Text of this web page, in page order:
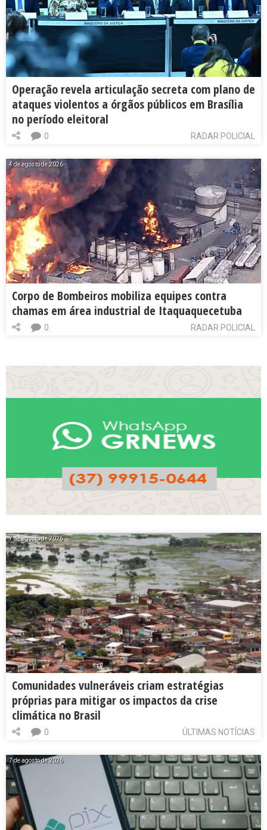
Operação revela articulação secreta com plano de
ataques violentos a órgãos públicos em Brasília
no período eleitoral
RADAR POLICIAL
0
4 de agosto de 2026
Corpo de Bombeiros mobiliza equipes contra
chamas em área industrial de Itaquaquecetuba
RADAR POLICIAL
0
7 de agosto de 2026
Comunidades vulneráveis criam estratégias
próprias para mitigar os impactos da crise
climática no Brasil
ÚLTIMAS NOTÍCIAS
0
7 de agosto de 2026